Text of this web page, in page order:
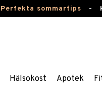
Perfekta sommartips -
Hälsokost Apotek